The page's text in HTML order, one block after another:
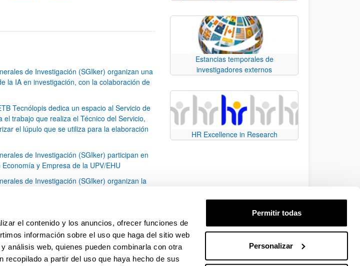
el contenido y los anuncios, ofrecer funciones de
información sobre el uso que haga del sitio web
análisis web, quienes pueden combinarla con otra
recopilado a partir del uso que haya hecho de sus
Permitir todas
Personalizar
de Investigación (SGIker) organizan una
la IA en investigación, con la colaboración de
Tecnólopis dedica un espacio al Servicio de
el trabajo que realiza el Técnico del Servicio,
el lúpulo que se utiliza para la elaboración
de Investigación (SGIker) participan en
y Empresa de la UPV/EHU
de Investigación (SGIker) organizan la
variedades de lúpulo silvestre
Página
2 Página
3 ...
Páginas intermedias Use TAB para desplazarse.
Página
79
Estancias temporales de
investigadores externos
HR Excellence in Research